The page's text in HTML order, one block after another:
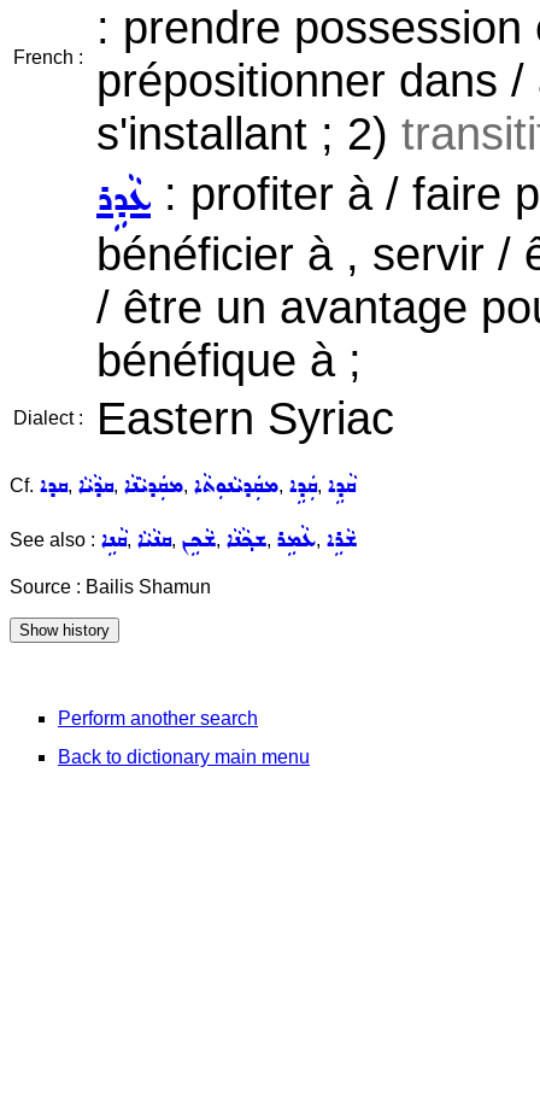
French :
: prendre
prépositionner dans
s'installant ; 2)
ܥܵܕܹܪ : profiter à / faire
bénéficier à , servir /
/ être un avantage
bénéfique à ;
Dialect : Eastern Syriac
Cf. ܩܕܐ, ܩܕܵܝܵܐ, ܡܩܲܕܝܵܢܵܐ, ܡܩܲܕܝܵܢܘܼܬܵܐ, ܩܲܕܹܐ, ܩܵܕܹܐ
See also : ܩܵܢܹܐ, ܩܢܵܝܵܐ, ܫܵܟܹܢ, ܫܟ݂ܵܢܵܐ, ܥܵܡܹܪ, ܫܵܪܹܐ
Source : Bailis Shamun
Perform another search
Back to dictionary main menu